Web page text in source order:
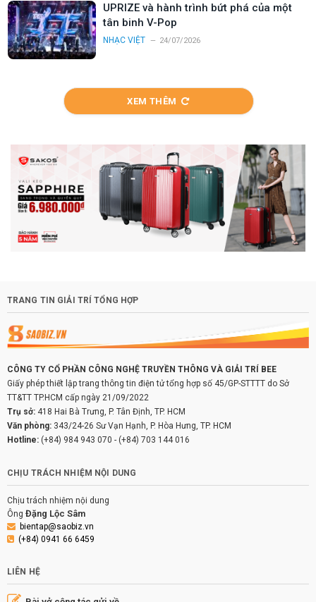
UPRIZE và hành trình bứt phá của một
tân binh V-Pop
NHẠC VIỆT 24/07/2026
XEM THÊM
TRANG TIN GIẢI TRÍ TỔNG HỢP
CÔNG TY CỔ PHẦN CÔNG NGHỆ TRUYỀN THÔNG VÀ GIẢI TRÍ BEE
Giấy phép thiết lập trang thông tin điện tử tổng hợp số 45/GP-STTTT do Sở
TT&TT TP.HCM cấp ngày 21/09/2022
Trụ sở: 418 Hai Bà Trưng, P. Tân Định, TP. HCM
Văn phòng: 343/24-26 Sư Vạn Hạnh, P. Hòa Hưng, TP. HCM
Hotline: (+84) 984 943 070 - (+84) 703 144 016
CHỊU TRÁCH NHIỆM NỘI DUNG
Chịu trách nhiệm nội dung
Ông Đặng Lộc Sâm
bientap@saobiz.vn
(+84) 0941 66 6459
LIÊN HỆ